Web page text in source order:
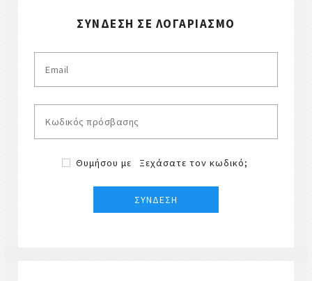
ΣΎΝΔΕΣΗ ΣΕ ΛΟΓΑΡΙΑΣΜΌ
Θυμήσου με Ξεχάσατε τον κωδικό;